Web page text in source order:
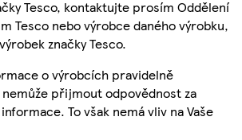
Tesco, kontaktujte prosím Oddělení
Tesco nebo výrobce daného výrobku,
značky Tesco.
o výrobcích pravidelně
nemůže přijmout odpovědnost za
To však nemá vliv na Vaše